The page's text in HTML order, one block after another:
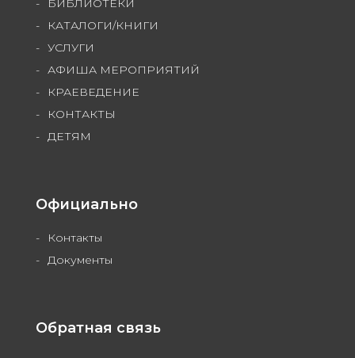
КАТАЛОГИ/КНИГИ
УСЛУГИ
АФИША МЕРОПРИЯТИЙ
КРАЕВЕДЕНИЕ
КОНТАКТЫ
ДЕТЯМ
Официально
Контакты
Документы
Обратная связь